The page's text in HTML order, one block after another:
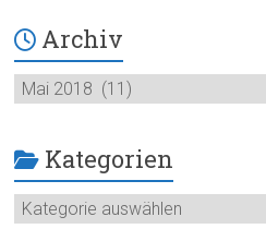
Archiv
Archiv
Kategorien
Kategorien